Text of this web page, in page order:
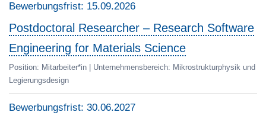
Mitarbeiter*in
Post-Doktorand*in
Praktikant*in
Sonstiges
IMPRS SusMet
Mikrostrukturphysik und Legierungsdesign
Nanoanalytik und Grenzflächen
Struktur und Nano-/ Mikromechanik von Materialien
Bewerbungsfrist: 15.09.2026
Postdoctoral Researcher – Research Software
Engineering for Materials Science
Position: Mitarbeiter*in | Unternehmensbereich: Mikrostrukturphysik und
Legierungsdesign
Bewerbungsfrist: 30.06.2027